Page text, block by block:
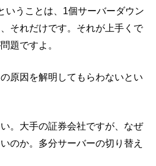
いうことは、1個サーバーダウン
それだけです。それが上手くで
題ですよ。
原因を解明してもらわないとい
。大手の証券会社ですが、なぜ
のか。多分サーバーの切り替え